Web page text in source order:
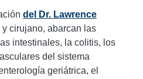
del Dr. Lawrence
cirujano, abarcan las
intestinales, la colitis, los
del sistema
geriátrica, el